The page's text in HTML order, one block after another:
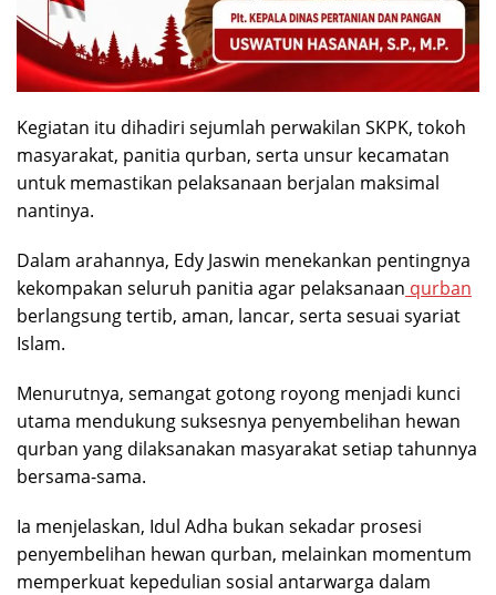
Kegiatan itu dihadiri sejumlah perwakilan SKPK, tokoh
masyarakat, panitia qurban, serta unsur kecamatan
untuk memastikan pelaksanaan berjalan maksimal
nantinya.
Dalam arahannya, Edy Jaswin menekankan pentingnya
kekompakan seluruh panitia agar pelaksanaan qurban
berlangsung tertib, aman, lancar, serta sesuai syariat
Islam.
Menurutnya, semangat gotong royong menjadi kunci
utama mendukung suksesnya penyembelihan hewan
qurban yang dilaksanakan masyarakat setiap tahunnya
bersama-sama.
Ia menjelaskan, Idul Adha bukan sekadar prosesi
penyembelihan hewan qurban, melainkan momentum
memperkuat kepedulian sosial antarwarga dalam